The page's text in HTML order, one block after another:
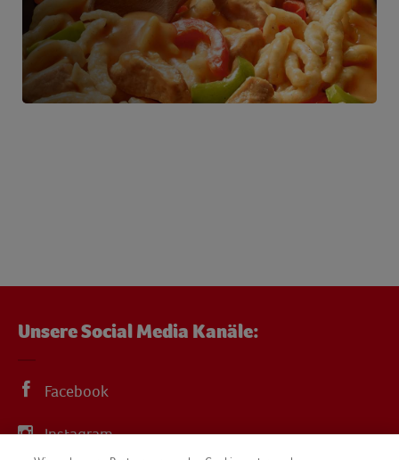
Unsere Social Media Kanäle:
Facebook
Instagram